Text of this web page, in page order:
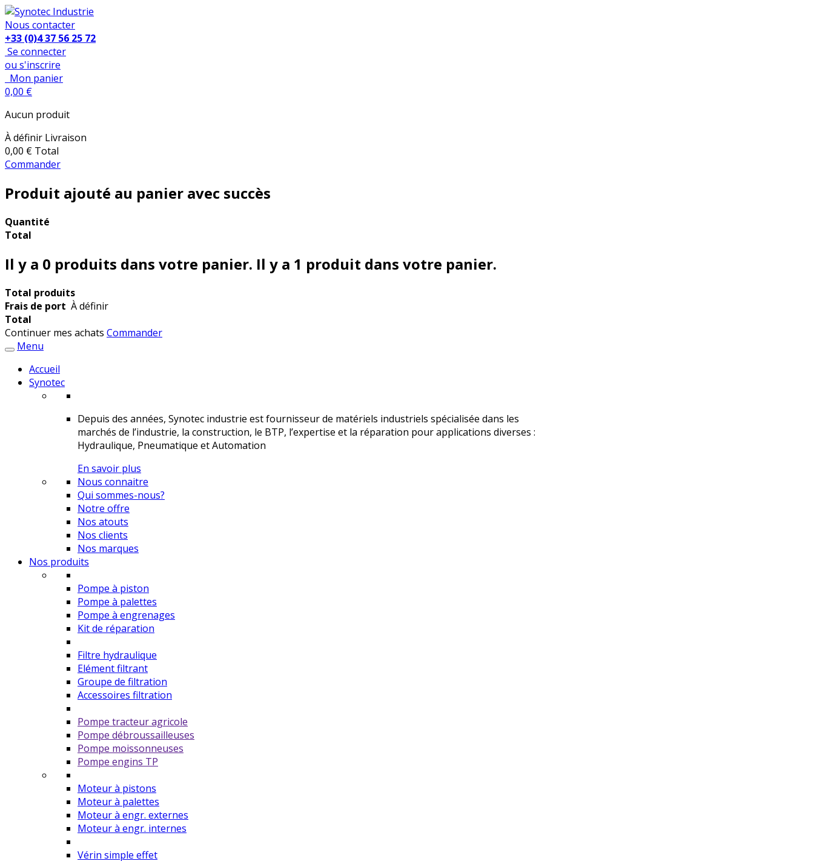
Nous contacter
+33 (0)4 37 56 25 72
Se connecter
ou s'inscrire
Mon panier
0,00 €
Aucun produit
À définir Livraison
0,00 € Total
Commander
Produit ajouté au panier avec succès
Quantité
Total
Il y a 0 produits dans votre panier. Il y a 1 produit dans votre panier.
Total produits
Frais de port À définir
Total
Continuer mes achats Commander
Menu
Accueil
Synotec
Depuis des années, Synotec industrie est fournisseur de matériels industriels spécialisée dans les
marchés de l’industrie, la construction, le BTP, l’expertise et la réparation pour applications diverses :
Hydraulique, Pneumatique et Automation
En savoir plus
Nous connaitre
Qui sommes-nous?
Notre offre
Nos atouts
Nos clients
Nos marques
Nos produits
Pompe à piston
Pompe à palettes
Pompe à engrenages
Kit de réparation
Filtre hydraulique
Elément filtrant
Groupe de filtration
Accessoires filtration
Pompe tracteur agricole
Pompe débroussailleuses
Pompe moissonneuses
Pompe engins TP
Moteur à pistons
Moteur à palettes
Moteur à engr. externes
Moteur à engr. internes
Vérin simple effet